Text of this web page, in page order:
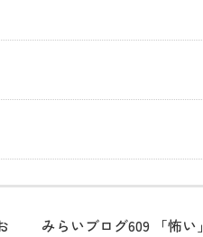
みらいブログ609 「怖い」